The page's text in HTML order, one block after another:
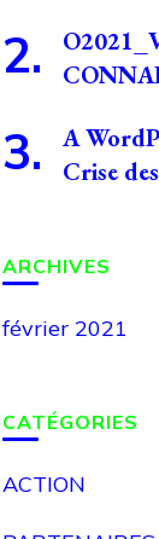
A
Crise
ARCHIVES
février 2021
CATÉGORIES
ACTION